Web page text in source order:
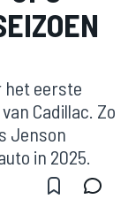
het eerste
Cadillac. Zo
Jenson
in 2025.